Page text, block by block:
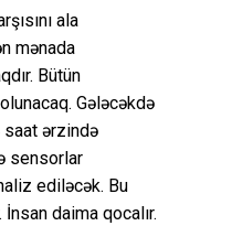
ala
mənada
Bütün
Gələcəkdə
saat ərzində
sensorlar
ediləcək. Bu
daima qocalır.